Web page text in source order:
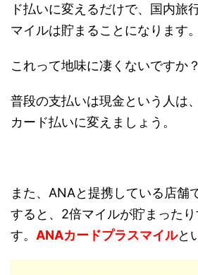
ド払いに変えるだけで、国内旅
マイルは貯まることになります。
これって地味に凄くないですか？
普段の支払いは現金という人は
カード払いに変えましょう。
また、ANAと提携している店舗
すると、2倍マイルが貯まった
す。 ANAカードプラスマイルと